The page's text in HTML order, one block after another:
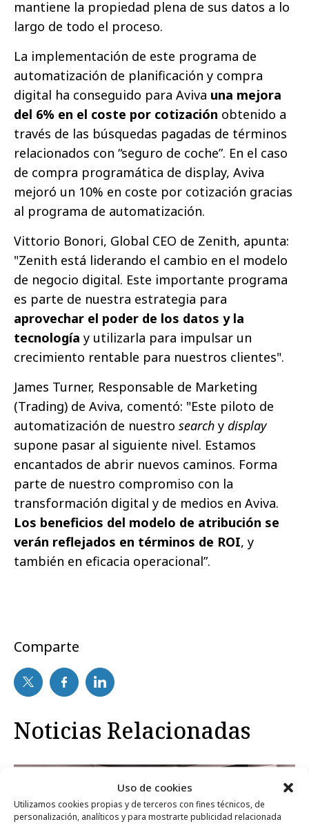
Uso de cookies
Utilizamos cookies propias y de terceros con fines técnicos, de
personalización, analíticos y para mostrarte publicidad relacionada
mantiene la propiedad plena de sus datos a lo
largo de todo el proceso.
La implementación de este programa de
automatización de planificación y compra
digital ha conseguido para Aviva una mejora
del 6% en el coste por cotización obtenido a
través de las búsquedas pagadas de términos
relacionados con “seguro de coche”. En el caso
de compra programática de display, Aviva
mejoró un 10% en coste por cotización gracias
al programa de automatización.
Vittorio Bonori, Global CEO de Zenith, apunta:
"Zenith está liderando el cambio en el modelo
de negocio digital. Este importante programa
es parte de nuestra estrategia para
aprovechar el poder de los datos y la
tecnología y utilizarla para impulsar un
crecimiento rentable para nuestros clientes".
James Turner, Responsable de Marketing
(Trading) de Aviva, comentó: "Este piloto de
automatización de nuestro search y display
supone pasar al siguiente nivel. Estamos
encantados de abrir nuevos caminos. Forma
parte de nuestro compromiso con la
transformación digital y de medios en Aviva.
Los beneficios del modelo de atribución se
verán reflejados en términos de ROI, y
también en eficacia operacional”.
Comparte
Noticias Relacionadas